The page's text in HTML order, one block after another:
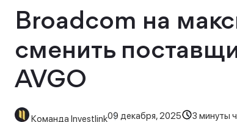
Broadcom на
сменить
AVGO
Команда Investlink09 декабря, 2025 3 минуты